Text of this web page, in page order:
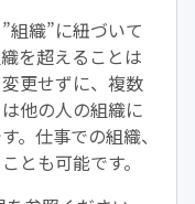
組織”に紐づいて
を超えることは
更せずに、複数
他の人の組織に
。仕事での組織、
とも可能です。